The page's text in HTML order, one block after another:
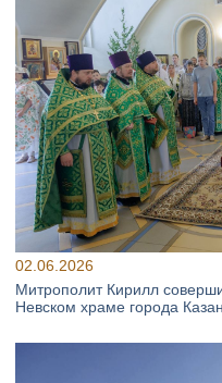
02.06.2026
Митрополит Кирилл
Невском храме города